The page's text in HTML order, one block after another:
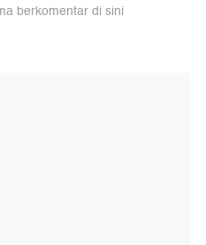
berkomentar di sini